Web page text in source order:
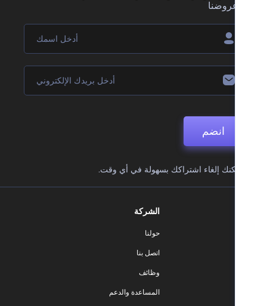
إلغاء اشتراكك بسهولة في أي وقت.
المساعدة والدعم